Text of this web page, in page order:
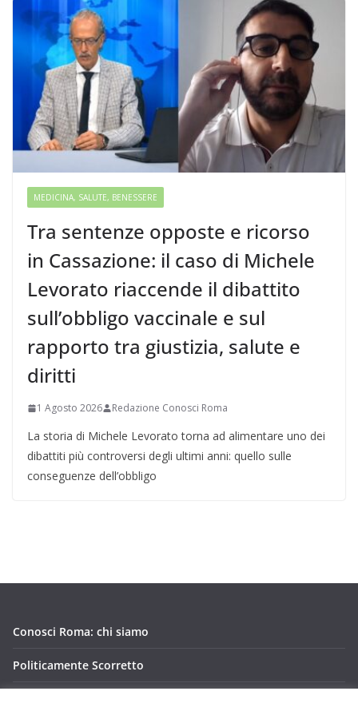
MEDICINA, SALUTE, BENESSERE
Tra sentenze opposte e ricorso
in Cassazione: il caso di Michele
Levorato riaccende il dibattito
sull’obbligo vaccinale e sul
rapporto tra giustizia, salute e
diritti
1 Agosto 2026 Redazione Conosci Roma
La storia di Michele Levorato torna ad alimentare uno dei
dibattiti più controversi degli ultimi anni: quello sulle
conseguenze dell’obbligo
Conosci Roma: chi siamo
Politicamente Scorretto